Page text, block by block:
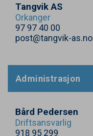
Tangvik AS
Orkanger
97 97 40 00
post@tangvik-as.no
Administrasjon
Bård Pedersen
Driftsansvarlig
918 95 299